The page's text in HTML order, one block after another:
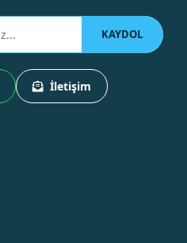
KAYDOL
İletişim